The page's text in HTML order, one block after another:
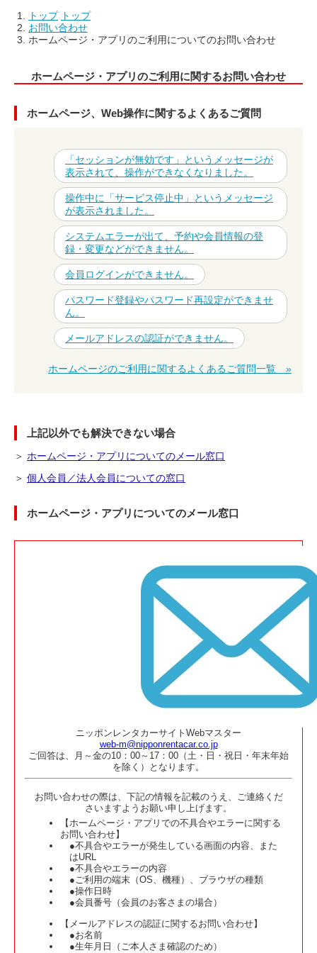
トップ トップ
お問い合わせ
ホームページ・アプリのご利用についてのお問い合わせ
ホームページ・アプリのご利用に関するお問い合わせ
ホームページ、Web操作に関するよくあるご質問
「セッションが無効です」というメッセージが
表示されて、操作ができなくなりました。
操作中に「サービス停止中」というメッセージ
が表示されました。
システムエラーが出て、予約や会員情報の登
録・変更などができません。
会員ログインができません。
パスワード登録やパスワード再設定ができませ
ん。
メールアドレスの認証ができません。
ホームページのご利用に関するよくあるご質問一覧 »
上記以外でも解決できない場合
＞ ホームページ・アプリについてのメール窓口
＞ 個人会員／法人会員についての窓口
ホームページ・アプリについてのメール窓口
ニッポンレンタカーサイトWebマスター
web-m@nipponrentacar.co.jp
ご回答は、月～金の10：00～17：00（土・日・祝日・年末年始
を除く）となります。
お問い合わせの際は、下記の情報を記載のうえ、ご連絡くだ
さいますようお願い申し上げます。
【ホームページ・アプリでの不具合やエラーに関する
お問い合わせ】
●不具合やエラーが発生している画面の内容、また
はURL
●不具合やエラーの内容
●ご利用の端末（OS、機種）、ブラウザの種類
●操作日時
●会員番号（会員のお客さまの場合）
【メールアドレスの認証に関するお問い合わせ】
●お名前
●生年月日（ご本人さま確認のため）